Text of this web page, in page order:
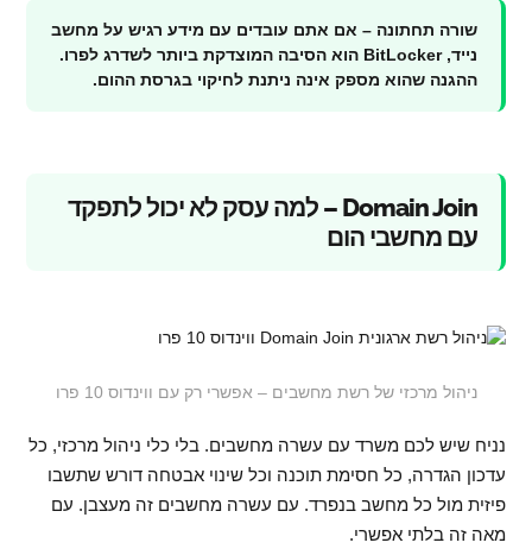
שורה תחתונה – אם אתם עובדים עם מידע רגיש על מחשב
נייד, BitLocker הוא הסיבה המוצדקת ביותר לשדרג לפרו.
ההגנה שהוא מספק אינה ניתנת לחיקוי בגרסת ההום.
Domain Join – למה עסק לא יכול לתפקד
עם מחשבי הום
ניהול מרכזי של רשת מחשבים – אפשרי רק עם ווינדוס 10 פרו
נניח שיש לכם משרד עם עשרה מחשבים. בלי כלי ניהול מרכזי, כל
עדכון הגדרה, כל חסימת תוכנה וכל שינוי אבטחה דורש שתשבו
פיזית מול כל מחשב בנפרד. עם עשרה מחשבים זה מעצבן. עם
מאה זה בלתי אפשרי.